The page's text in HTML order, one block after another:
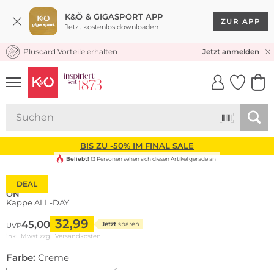
K&Ö & GIGASPORT APP
Jetzt kostenlos downloaden
ZUR APP
KOSTENLOSER VERSAND* & RÜCKVERSAND
Pluscard Vorteile erhalten Jetzt anmelden
UNSERE APP
CLICK &
BIS ZU -50% IM FINAL SALE
DEAL
Beliebt! 13 Personen sehen sich diesen Artikel gerade an
ON
Kappe ALL-DAY
UVP45,00 32,99 Jetzt sparen
inkl. Mwst zzgl. Versandkosten
Farbe: Creme